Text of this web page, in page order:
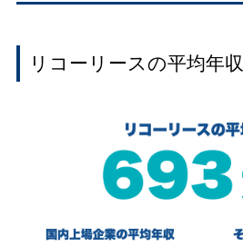
リコーリースの平均年収